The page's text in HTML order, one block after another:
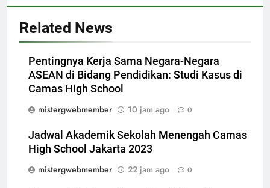
Related News
Pentingnya Kerja Sama Negara-Negara
ASEAN di Bidang Pendidikan: Studi Kasus di
Camas High School
mistergwebmember
10 jam ago 0
Jadwal Akademik Sekolah Menengah Camas
High School Jakarta 2023
mistergwebmember
22 jam ago 0